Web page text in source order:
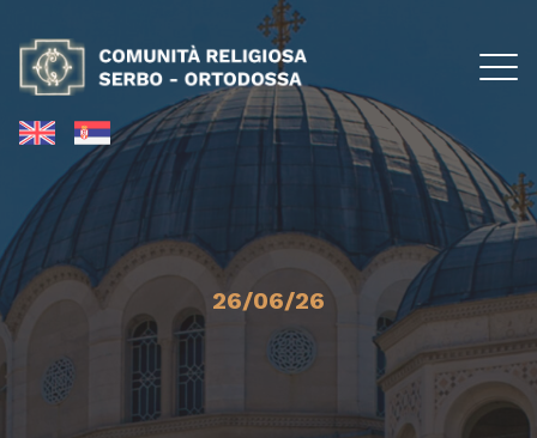
26/06/26